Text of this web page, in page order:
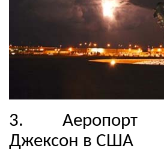
3. Аеропорт
Джексон в США